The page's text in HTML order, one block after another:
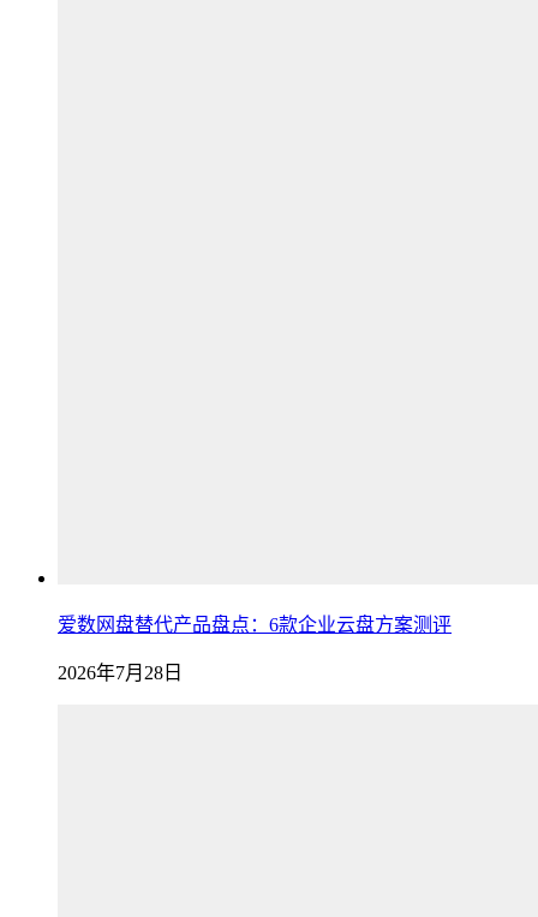
爱数网盘替代产品盘点：6款企业云盘方案测评
2026年7月28日